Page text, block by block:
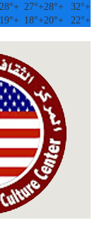
+
32°
+
28°
+
27°
+
28°
+
22°
+
20°
+
18°
+
19°